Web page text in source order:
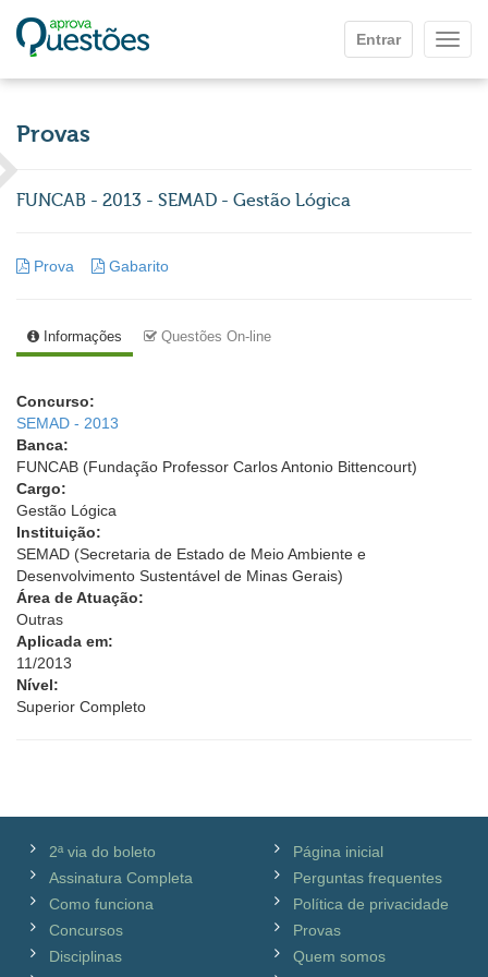
Entrar
Provas
FUNCAB - 2013 - SEMAD - Gestão Lógica
Prova Gabarito
Informações Questões On-line
Concurso:
SEMAD - 2013
Banca:
FUNCAB (Fundação Professor Carlos Antonio Bittencourt)
Cargo:
Gestão Lógica
Instituição:
SEMAD (Secretaria de Estado de Meio Ambiente e
Desenvolvimento Sustentável de Minas Gerais)
Área de Atuação:
Outras
Aplicada em:
11/2013
Nível:
Superior Completo
2ª via do boleto
Assinatura Completa
Como funciona
Concursos
Disciplinas
Página inicial
Perguntas frequentes
Política de privacidade
Provas
Quem somos